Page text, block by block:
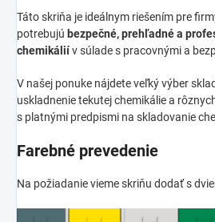
Táto skriňa je ideálnym riešením pre
potrebujú bezpečné, prehľadné a
chemikáliív súlade s pracovnými a
V našej ponuke nájdete veľký výber
uskladnenie tekutej chemikálie a
s platnými predpismi na skladovanie
Farebné prevedenie
Na požiadanie vieme skriňu dodať s